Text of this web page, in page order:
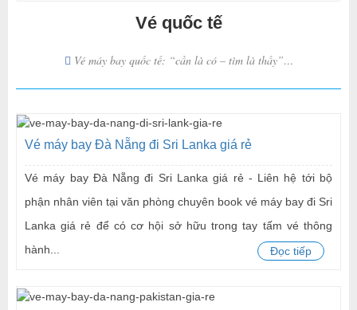
Vé quốc tế
Vé máy bay quốc tế: “cần là có – tìm là thấy”…
Vé máy bay Đà Nẵng đi Sri Lanka giá rẻ
Vé máy bay Đà Nẵng đi Sri Lanka giá rẻ - Liên hệ tới bộ
phận nhân viên tại văn phòng chuyên book vé máy bay đi Sri
Lanka giá rẻ để có cơ hội sở hữu trong tay tấm vé thông
hành...
Đọc tiếp